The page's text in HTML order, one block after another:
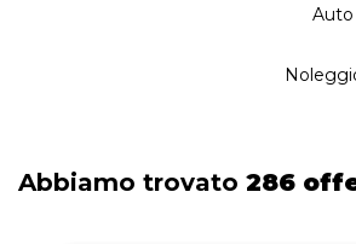
Abbiamo trovato 286